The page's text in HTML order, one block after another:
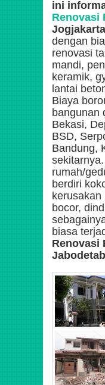
ini
Renovasi
Jogjakarta
dengan
renovasi
mandi,
keramik,
lantai
Biaya
bangunan
Bekasi,
BSD,
Bandung,
rumah/
berdiri
kerusakan
bocor,
biasa
Renovasi